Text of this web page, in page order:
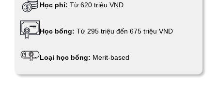
Học phí: Từ 620 triệu VND
Học bổng: Từ 295 triệu đến 675 triệu VND
Loại học bổng: Merit-based